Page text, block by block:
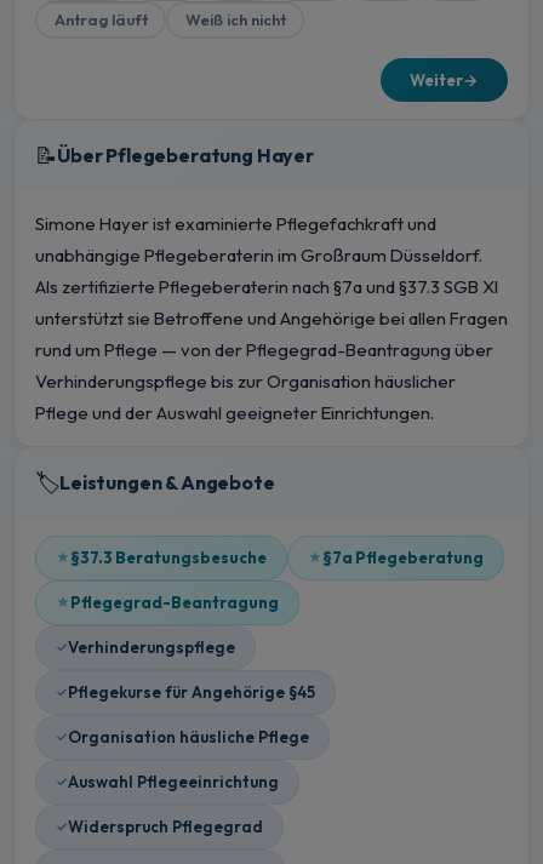
Antrag läuft
Weiß ich nicht
Weiter→
📝Über Pflegeberatung Hayer
Simone Hayer ist examinierte Pflegefachkraft und
unabhängige Pflegeberaterin im Großraum Düsseldorf.
Als zertifizierte Pflegeberaterin nach §7a und §37.3 SGB XI
unterstützt sie Betroffene und Angehörige bei allen Fragen
rund um Pflege — von der Pflegegrad-Beantragung über
Verhinderungspflege bis zur Organisation häuslicher
Pflege und der Auswahl geeigneter Einrichtungen.
🏷️Leistungen & Angebote
§37.3 Beratungsbesuche §7a Pflegeberatung
Pflegegrad-Beantragung
Verhinderungspflege
Pflegekurse für Angehörige §45
Organisation häusliche Pflege
Auswahl Pflegeeinrichtung
Widerspruch Pflegegrad